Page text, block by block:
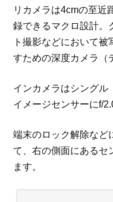
リカメラは4cmの至近
録できるマクロ設計。
ト撮影などにおいて
すための深度カメラ（
インカメラはシングル
イメージセンサーにf/
端末のロック解除など
て、右の側面にあるセ
ます。